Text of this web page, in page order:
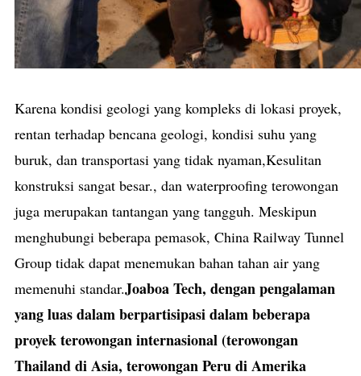
Karena kondisi geologi yang kompleks di lokasi proyek,
rentan terhadap bencana geologi, kondisi suhu yang
buruk, dan transportasi yang tidak nyaman,Kesulitan
konstruksi sangat besar., dan waterproofing terowongan
juga merupakan tantangan yang tangguh. Meskipun
menghubungi beberapa pemasok, China Railway Tunnel
Group tidak dapat menemukan bahan tahan air yang
memenuhi standar.Joaboa Tech, dengan pengalaman
yang luas dalam berpartisipasi dalam beberapa
proyek terowongan internasional (terowongan
Thailand di Asia, terowongan Peru di Amerika